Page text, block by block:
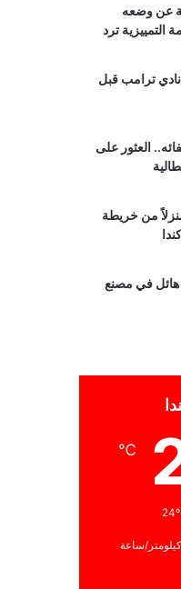
عن وضعه
التمييزية ترد
ترامب قبل
العثور على
يمسح 230 منزلاً من خريطة
هائل في مصنع
℃